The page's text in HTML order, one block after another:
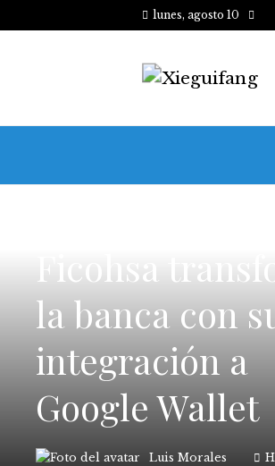
lunes, agosto 10
Ficohsa
la banca con
integración a
Google Wallet
Luis Morales